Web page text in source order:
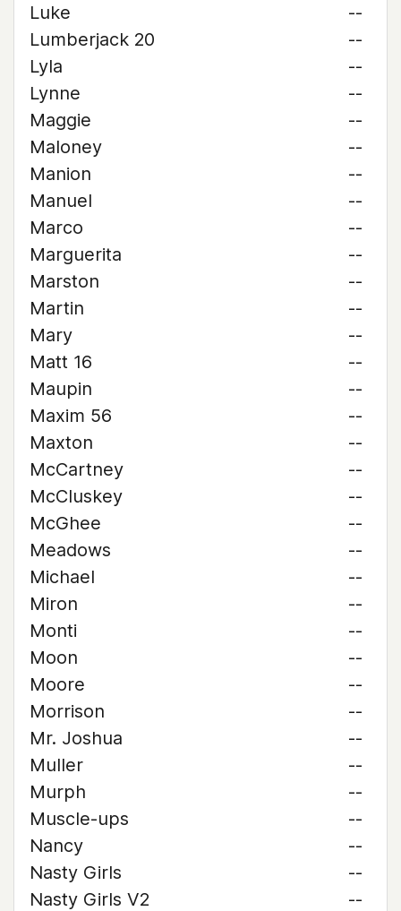
Luke
--
Lumberjack 20
--
Lyla
--
Lynne
--
Maggie
--
Maloney
--
Manion
--
Manuel
--
Marco
--
Marguerita
--
Marston
--
Martin
--
Mary
--
Matt 16
--
Maupin
--
Maxim 56
--
Maxton
--
McCartney
--
McCluskey
--
McGhee
--
Meadows
--
Michael
--
Miron
--
Monti
--
Moon
--
Moore
--
Morrison
--
Mr. Joshua
--
Muller
--
Murph
--
Muscle-ups
--
Nancy
--
Nasty Girls
--
Nasty Girls V2
--